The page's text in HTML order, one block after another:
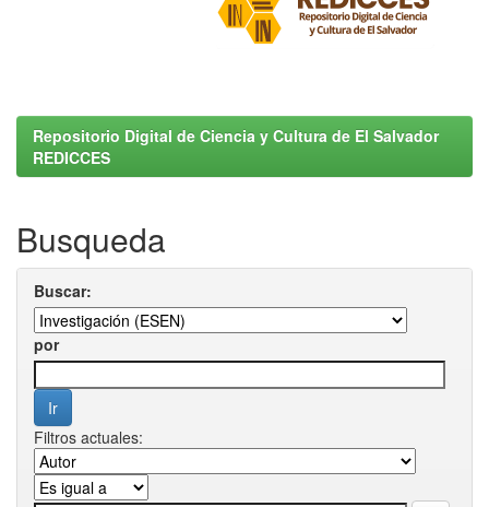
Repositorio Digital de Ciencia y Cultura de El Salvador
REDICCES
Busqueda
Buscar:
por
Filtros actuales: